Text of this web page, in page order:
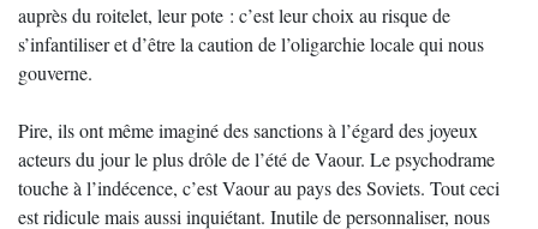
auprès du roitelet, leur pote : c’est leur choix au risque de
s’infantiliser et d’être la caution de l’oligarchie locale qui nous
gouverne.
Pire, ils ont même imaginé des sanctions à l’égard des joyeux
acteurs du jour le plus drôle de l’été de Vaour. Le psychodrame
touche à l’indécence, c’est Vaour au pays des Soviets. Tout ceci
est ridicule mais aussi inquiétant. Inutile de personnaliser, nous